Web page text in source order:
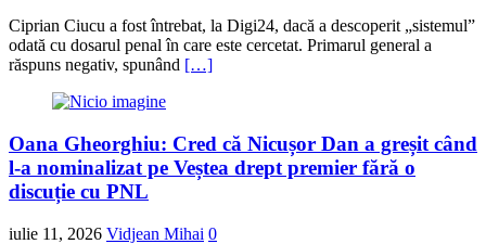
Ciprian Ciucu a fost întrebat, la Digi24, dacă a descoperit „sistemul”
odată cu dosarul penal în care este cercetat. Primarul general a
răspuns negativ, spunând […]
Oana Gheorghiu: Cred că Nicușor Dan a greșit când
l-a nominalizat pe Veștea drept premier fără o
discuție cu PNL
iulie 11, 2026 Vidjean Mihai 0